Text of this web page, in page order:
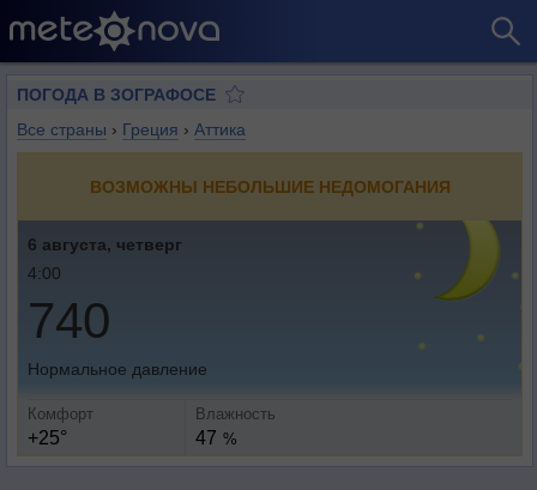
ПОГОДА В ЗОГРАФОСЕ
Все страны › Греция › Аттика
ВОЗМОЖНЫ НЕБОЛЬШИЕ НЕДОМОГАНИЯ
6 августа, четверг
4:00
740
Нормальное давление
Комфорт
+25°
Влажность
47 %